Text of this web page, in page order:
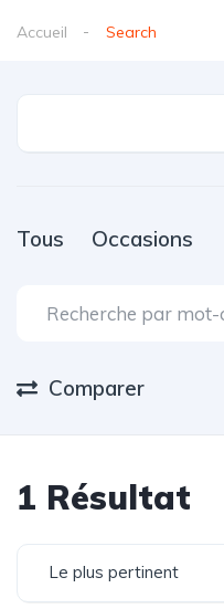
Accueil Search
Tous Occasions
Comparer
1 Résultat
Le plus pertinent